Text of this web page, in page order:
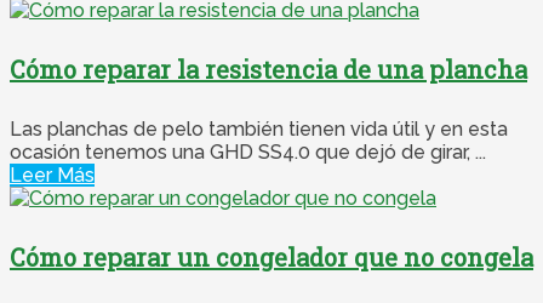
Cómo reparar la resistencia de una plancha
Las planchas de pelo también tienen vida útil y en esta
ocasión tenemos una GHD SS4.0 que dejó de girar, ...
Leer Más
Cómo reparar un congelador que no congela